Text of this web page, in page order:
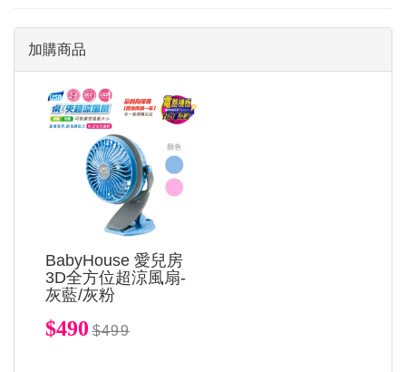
加購商品
BabyHouse 愛兒房
3D全方位超涼風扇-
灰藍/灰粉
$490 $499